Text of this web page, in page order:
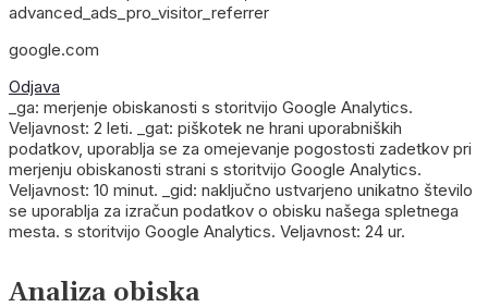
advanced_ads_pro_visitor_referrer
google.com
Odjava
_ga: merjenje obiskanosti s storitvijo Google Analytics.
Veljavnost: 2 leti. _gat: piškotek ne hrani uporabniških
podatkov, uporablja se za omejevanje pogostosti zadetkov pri
merjenju obiskanosti strani s storitvijo Google Analytics.
Veljavnost: 10 minut. _gid: naključno ustvarjeno unikatno število
se uporablja za izračun podatkov o obisku našega spletnega
mesta. s storitvijo Google Analytics. Veljavnost: 24 ur.
Analiza obiska